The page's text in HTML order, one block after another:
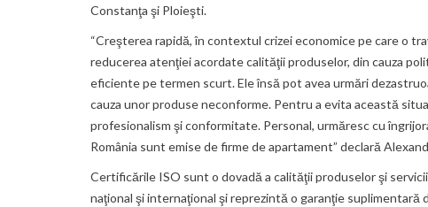
Constanţa şi Ploieşti.
“Creşterea rapidă, în contextul crizei economice pe care o
reducerea atenţiei acordate calităţii produselor, din cauza
eficiente pe termen scurt. Ele însă pot avea urmări
cauza unor produse neconforme. Pentru a evita această
profesionalism şi conformitate. Personal, urmăresc cu
România sunt emise de firme de apartament” declară
Certificările ISO sunt o dovadă a calităţii produselor şi
naţional şi internaţional şi reprezintă o garanţie